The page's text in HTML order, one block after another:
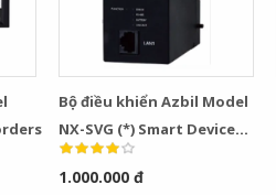
Bộ điều khiển Azbil Model
NX-SVG (*) Smart Device
Gateway
1.000.000 đ